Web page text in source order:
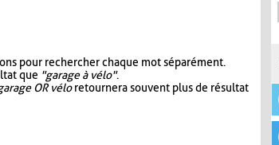
pour rechercher chaque mot séparément.
que "garage à vélo".
OR véloretournera souvent plus de résultat